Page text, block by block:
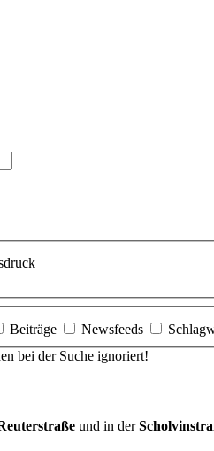
Beiträge Newsfeeds
bei der Suche ignoriert!
und in der